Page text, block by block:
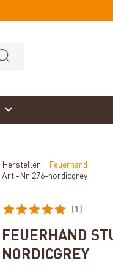
Hersteller:
Feuerhand
Art.-Nr. 276-nordicgrey
(1)
FEUERHAND
NORDICGREY